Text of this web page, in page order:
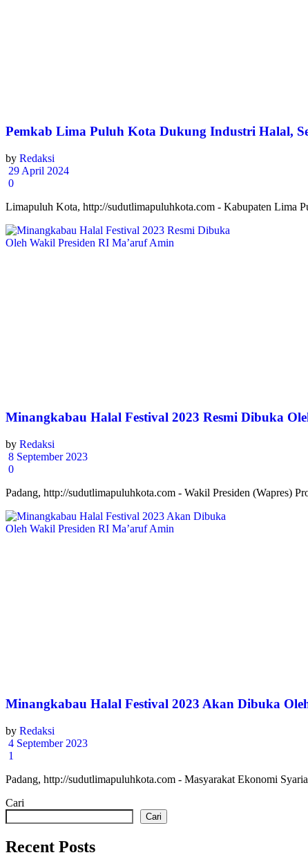
Pemkab Lima Puluh Kota Dukung Industri Halal,
by Redaksi
29 April 2024
0
Limapuluh Kota, http://sudutlimapuluhkota.com - Kabupaten Lima
Minangkabau Halal Festival 2023 Resmi Dibuka
by Redaksi
8 September 2023
0
Padang, http://sudutlimapuluhkota.com - Wakil Presiden (Wapres)
Minangkabau Halal Festival 2023 Akan Dibuka
by Redaksi
4 September 2023
1
Padang, http://sudutlimapuluhkota.com - Masyarakat Ekonomi
Cari
Cari
Recent Posts